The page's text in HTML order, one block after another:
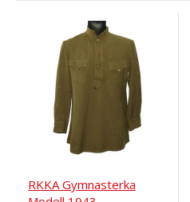
RKKA Gymnasterka